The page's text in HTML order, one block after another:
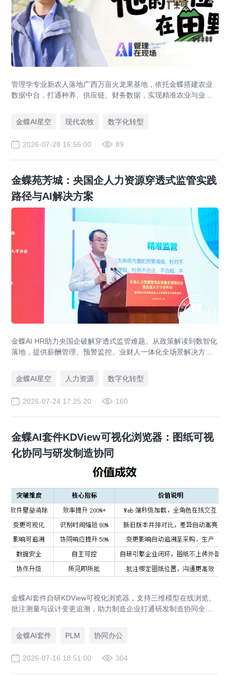
管理学专业新农人落地广西万亩火龙果基地，依托金蝶搭建农业
数据中台，打通种养、供应链、财务数据，实现精准农业与业财
金蝶AI星空
现代农牧 数字化转型
2026-07-28 16:56:00 89
金蝶苑芳城：央国企人力资源穿透式监管实践
路径与AI解决方案
金蝶AI HR助力央国企破解穿透式监管难题。从政策解读到数智化
落地，提供薪酬管理、预警监控、业财人一体化全场景解决方
金蝶AI星空
人力资源 数字化转型
2026-07-24 17:25:20 160
金蝶AI套件KDView可视化浏览器：图纸可视
化协同与研发制造协同
金蝶AI套件自研KDView可视化浏览器，支持三维模型在线浏览、
批注测量与设计变更追溯，助力制造企业打通研发制造协同全链
金蝶AI套件
PLM 协同办公
2026-07-16 18:51:00 304